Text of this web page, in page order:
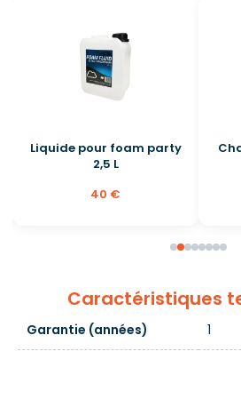
Liquide pour foam party
2,5 L
40 €
Caractéristiques
Garantie (années) 1